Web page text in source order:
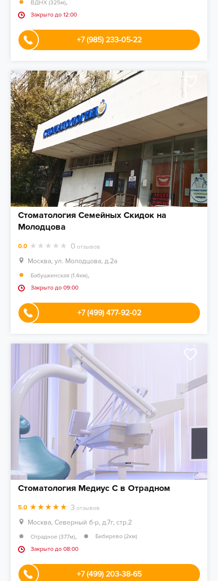
ВДНХ (325м),
Закрыто до 12:00
+7 (985) 233-05-22
Стоматология Семейных Скидок на
Молодцова
0.0 0 отзывов
Москва, ул. Молодцова, д.2а
Бабушкинская (1.4км),
Закрыто до 09:00
+7 (499) 477-92-02
Стоматология Медиус С в Отрадном
5.0 3 отзывов
Москва, Северный б-р, д.7г, стр.2
Отрадное (377м),
Бибирево (2км)
Закрыто до 08:00
+7 (499) 203-38-65